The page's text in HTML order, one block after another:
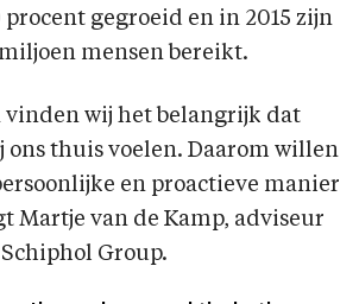
gegroeid en in 2015 zijn
mensen bereikt.
vinden wij het belangrijk dat
ons thuis voelen. Daarom willen
en proactieve manier
Martje van de Kamp, adviseur
Group.